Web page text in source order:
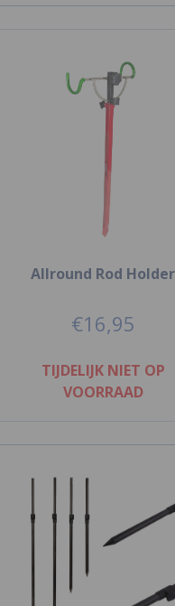
Allround Rod Holder
€16,95
TIJDELIJK NIET OP
VOORRAAD